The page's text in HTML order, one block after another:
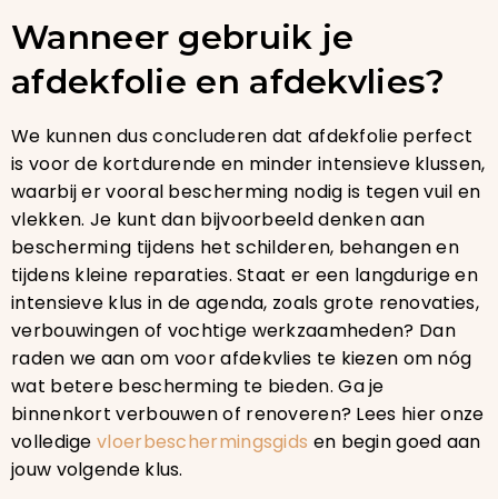
Wanneer gebruik je
afdekfolie en afdekvlies?
We kunnen dus concluderen dat afdekfolie perfect
is voor de kortdurende en minder intensieve klussen,
waarbij er vooral bescherming nodig is tegen vuil en
vlekken. Je kunt dan bijvoorbeeld denken aan
bescherming tijdens het schilderen, behangen en
tijdens kleine reparaties. Staat er een langdurige en
intensieve klus in de agenda, zoals grote renovaties,
verbouwingen of vochtige werkzaamheden? Dan
raden we aan om voor afdekvlies te kiezen om nóg
wat betere bescherming te bieden. Ga je
binnenkort verbouwen of renoveren? Lees hier onze
volledige vloerbeschermingsgids en begin goed aan
jouw volgende klus.